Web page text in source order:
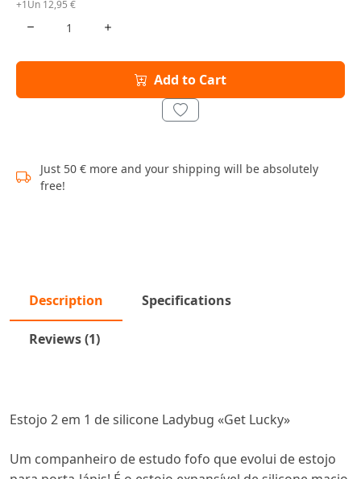
+1Un 12,95 €
Add to Cart
Just 50 € more and your shipping will be absolutely
free!
Description Specifications
Reviews (1)
Estojo 2 em 1 de silicone Ladybug «Get Lucky»
Um companheiro de estudo fofo que evolui de estojo